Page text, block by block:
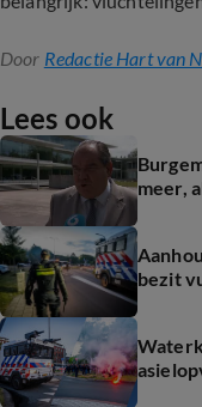
Door Redactie Hart van
Lees ook
meer,
bezit